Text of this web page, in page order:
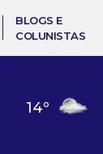
BLOGS E
COLUNISTAS
14º